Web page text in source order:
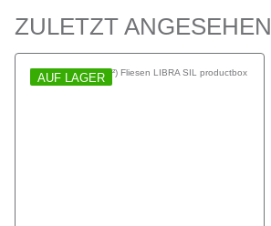
ZULETZT ANGESEHEN
AUF LAGER